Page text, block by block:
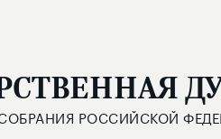
РОССИЙСКОЙ